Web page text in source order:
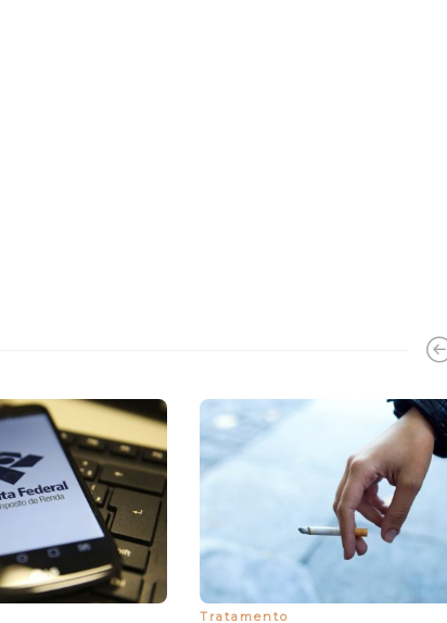
Tratamento